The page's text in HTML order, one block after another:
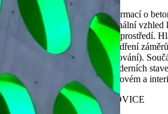
Seminář poskytuje souhrn informací o
vyžadován zejména kvalitní finální vzhled
funkčnost a odolnost v daném prostředí.
betonu jako materiálu pro vyjádření
(tvar, vzhled, barevnost, zpracování).
zajímavá řešení konstrukcí moderních
kde byl použit beton v exteriérovém a
2. 3. 2017 - ČESKÉ BUDĚJOVICE